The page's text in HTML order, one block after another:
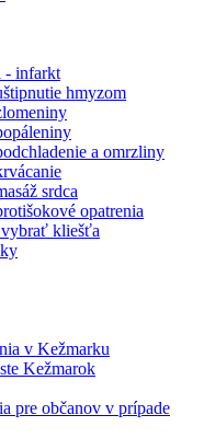
- infarkt
hmyzom
a omrzliny
srdca
opatrenia
kliešťa
v Kežmarku
Kežmarok
pre občanov v prípade